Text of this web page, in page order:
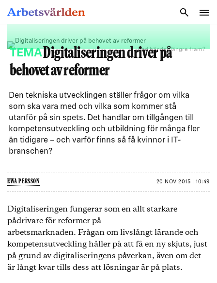
Vad händer längre fram?
TEMADigitaliseringen driver på
behovet av reformer
Den tekniska utvecklingen ställer frågor om vilka
som ska vara med och vilka som kommer stå
utanför på sin spets. Det handlar om tillgången till
kompetensutveckling och utbildning för många fler
än tidigare – och varför finns så få kvinnor i IT-
branschen?
EWA PERSSON 20 NOV 2015 | 10:49
Digitaliseringen fungerar som en allt starkare
pådrivare för reformer på
arbetsmarknaden. Frågan om livslångt lärande och
kompetensutveckling håller på att få en ny skjuts, just
på grund av digitaliseringens påverkan, även om det
är långt kvar tills dess att lösningar är på plats.